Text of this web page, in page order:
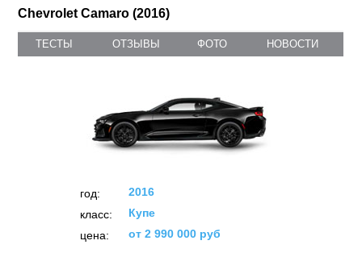
Chevrolet Camaro (2016)
ТЕСТЫ ОТЗЫВЫ ФОТО НОВОСТИ
год:
2016
класс:
Купе
цена:
от 2 990 000 руб